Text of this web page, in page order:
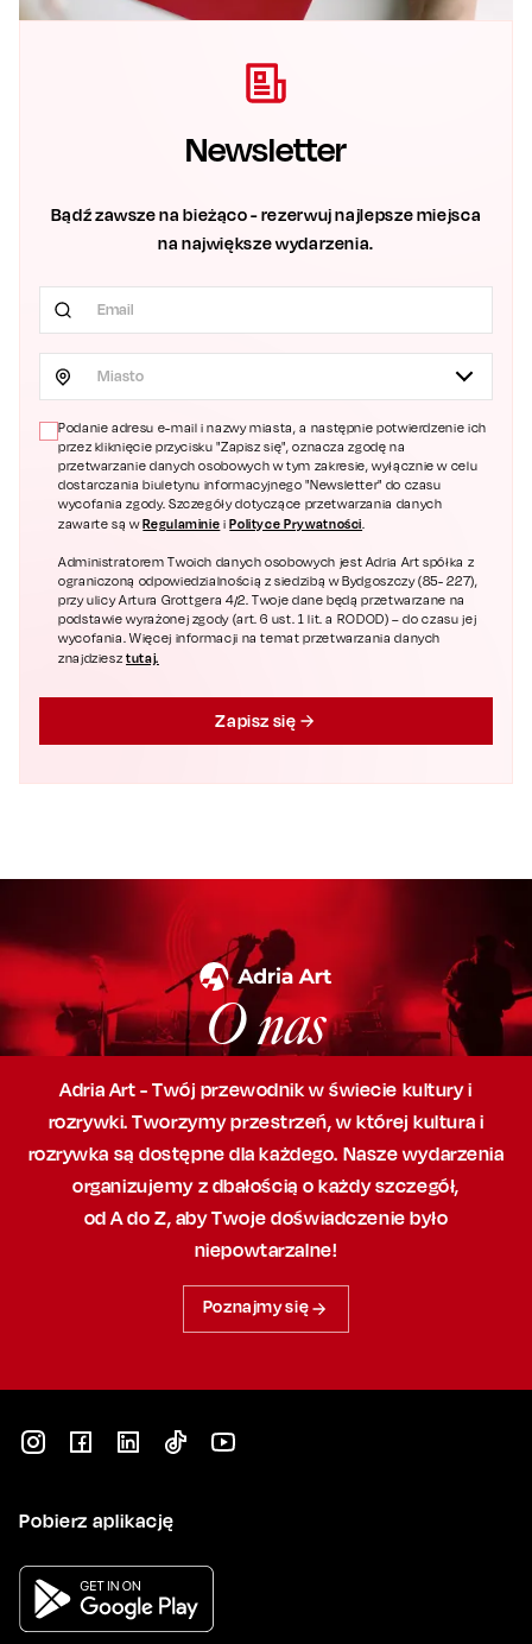
Newsletter
Bądź zawsze na bieżąco - rezerwuj najlepsze miejsca
na największe wydarzenia.
Miasto
Podanie adresu e-mail i nazwy miasta, a następnie potwierdzenie ich
przez kliknięcie przycisku "Zapisz się", oznacza zgodę na
przetwarzanie danych osobowych w tym zakresie, wyłącznie w celu
dostarczania biuletynu informacyjnego "Newsletter" do czasu
wycofania zgody. Szczegóły dotyczące przetwarzania danych
zawarte są wRegulaminie iPolityce Prywatności.
Administratorem Twoich danych osobowych jest Adria Art spółka z
ograniczoną odpowiedzialnością z siedzibą w Bydgoszczy (85- 227),
przy ulicy Artura Grottgera 4/2. Twoje dane będą przetwarzane na
podstawie wyrażonej zgody (art. 6 ust. 1 lit. a RODOD) – do czasu jej
wycofania. Więcej informacji na temat przetwarzania danych
znajdziesztutaj.
Zapisz się
O nas
Adria Art - Twój przewodnik w świecie kultury i
rozrywki. Tworzymy przestrzeń,w której kultura i
rozrywka są dostępne dla każdego. Nasze wydarzenia
organizujemy z dbałością o każdy szczegół,
od A do Z, abyTwoje doświadczenie było
niepowtarzalne!
Poznajmy się
Pobierz aplikację